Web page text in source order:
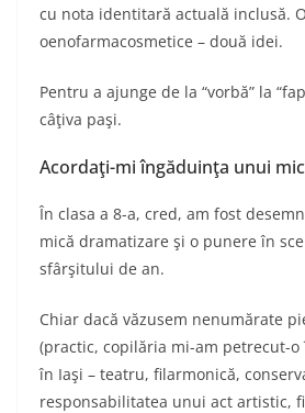
cu nota identitară actuală inclusă.
oenofarmacosmetice – două idei.
Pentru a ajunge de la “vorbă” la
câţiva paşi.
Acordaţi-mi îngăduinţa unui
În clasa a 8-a, cred, am fost
mică dramatizare şi o punere în
sfârşitului de an.
Chiar dacă văzusem nenumărate
(practic, copilăria mi-am petrecut-
în Iaşi – teatru, filarmonică,
responsabilitatea unui act artistic,